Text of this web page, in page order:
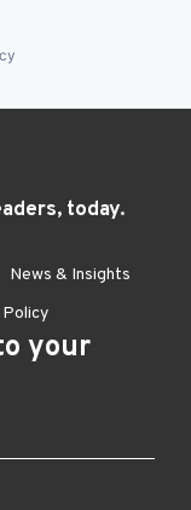
today.
News & Insights
Policy
your